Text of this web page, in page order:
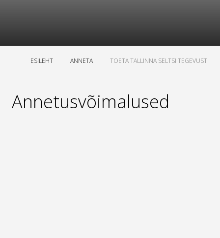
ESILEHT ANNETA TOETA TALLINNA SELTSI TEGEVUST
Annetusvõimalused